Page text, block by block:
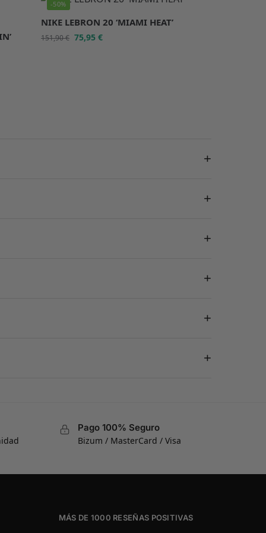
-50%
NIKE LEBRON 20 ‘MIAMI HEAT’
151,90€ 75,95€
+
+
+
+
+
+
Pago 100% Seguro
Bizum / MasterCard / Visa
MÁS DE 1000 RESEÑAS POSITIVAS